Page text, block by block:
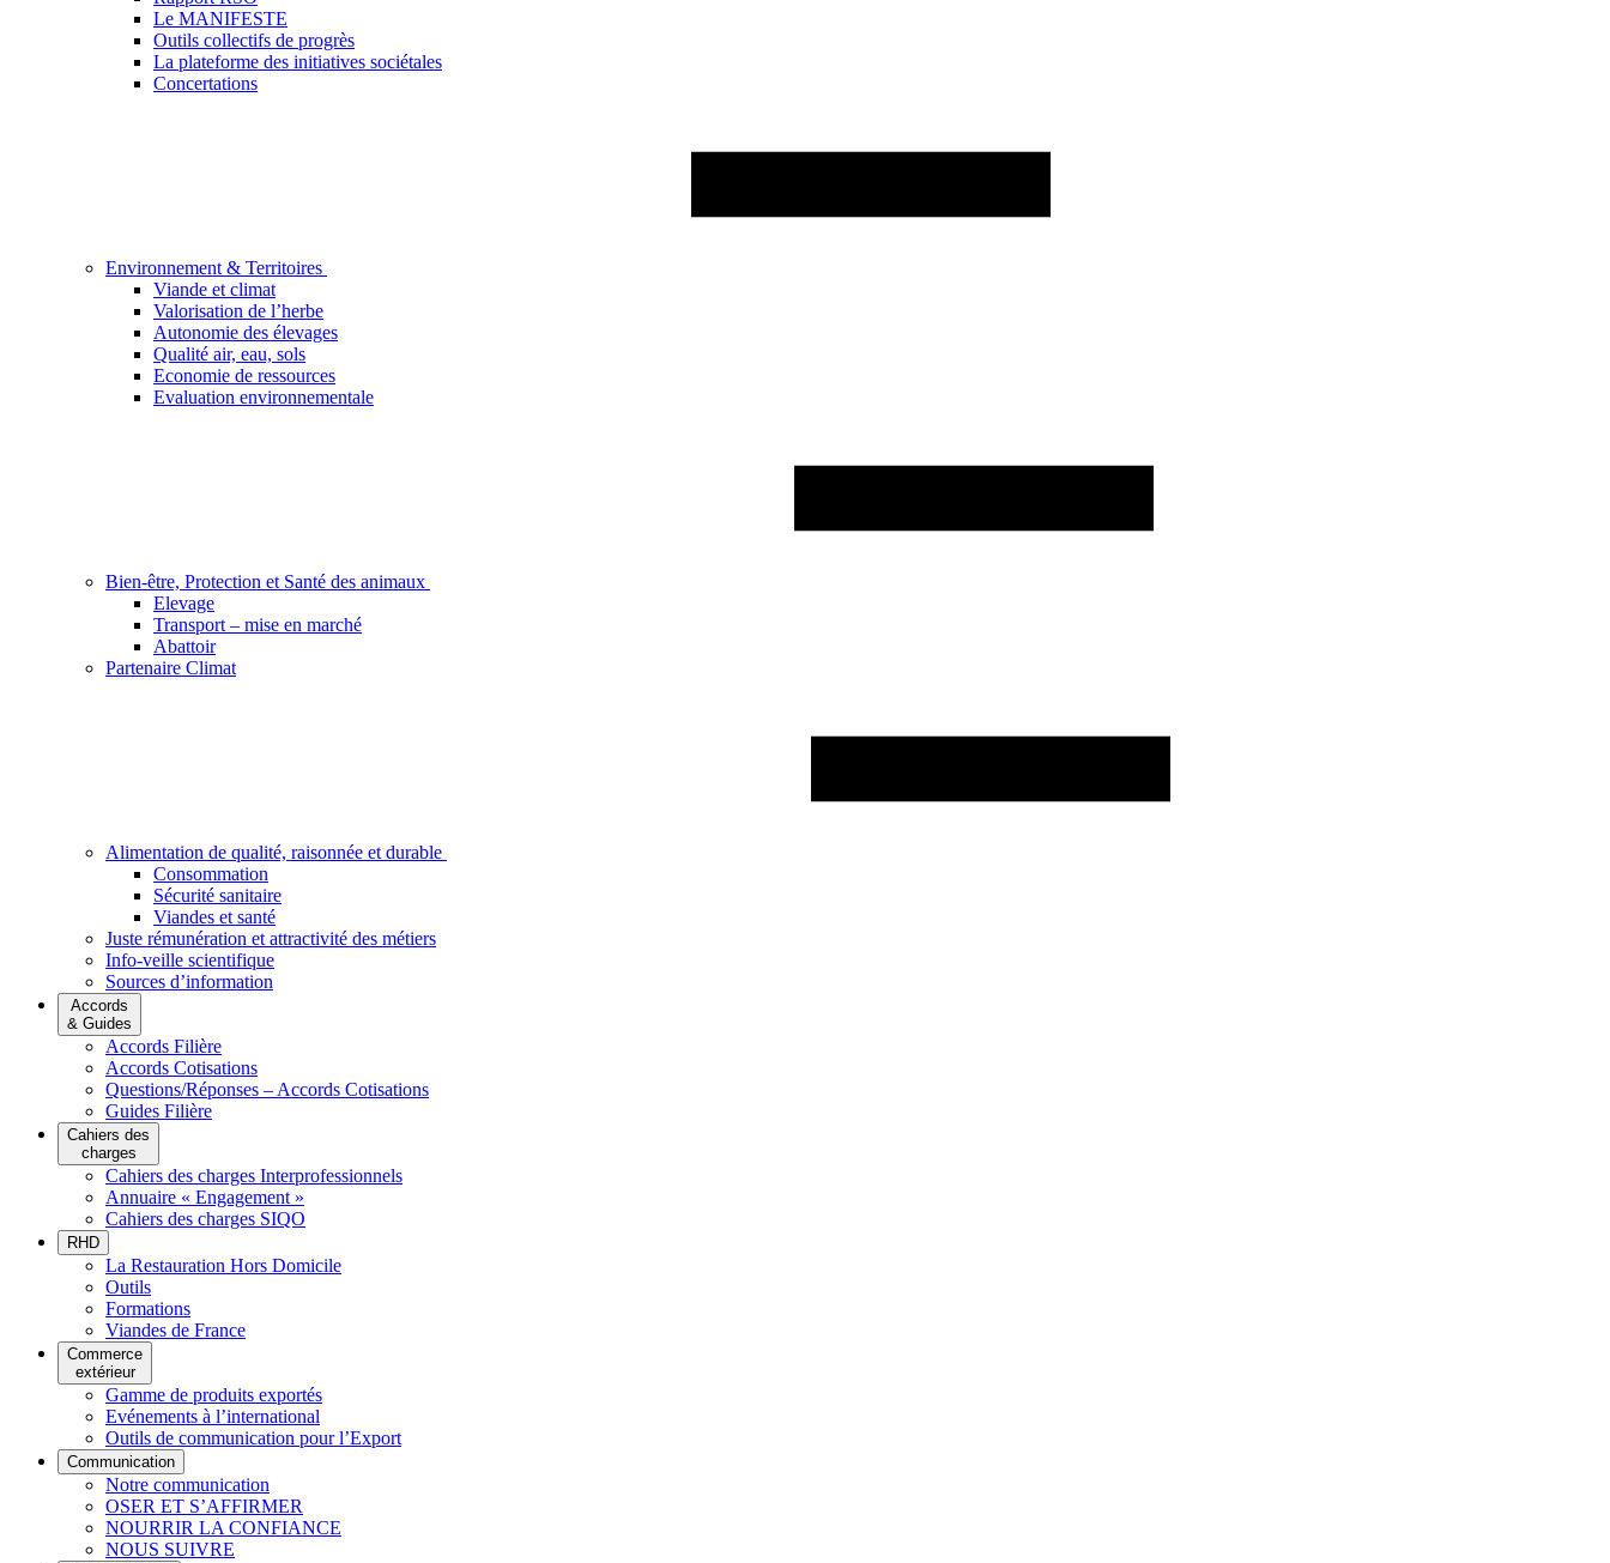
Le MANIFESTE
Outils collectifs de progrès
La plateforme des initiatives sociétales
Concertations
Environnement & Territoires
Viande et climat
Valorisation de l’herbe
Autonomie des élevages
Qualité air, eau, sols
Economie de ressources
Evaluation environnementale
Bien-être, Protection et Santé des animaux
Elevage
Transport – mise en marché
Abattoir
Partenaire Climat
Alimentation de qualité, raisonnée et durable
Consommation
Sécurité sanitaire
Viandes et santé
Juste rémunération et attractivité des métiers
Info-veille scientifique
Sources d’information
Accords
& Guides
Accords Filière
Accords Cotisations
Questions/Réponses – Accords Cotisations
Guides Filière
Cahiers des
charges
Cahiers des charges Interprofessionnels
Annuaire « Engagement »
Cahiers des charges SIQO
RHD
La Restauration Hors Domicile
Outils
Formations
Viandes de France
Commerce
extérieur
Gamme de produits exportés
Evénements à l’international
Outils de communication pour l’Export
Communication
Notre communication
OSER ET S’AFFIRMER
NOURRIR LA CONFIANCE
NOUS SUIVRE